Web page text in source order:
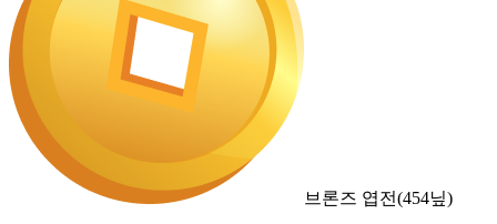
브론즈 엽전(454닢)